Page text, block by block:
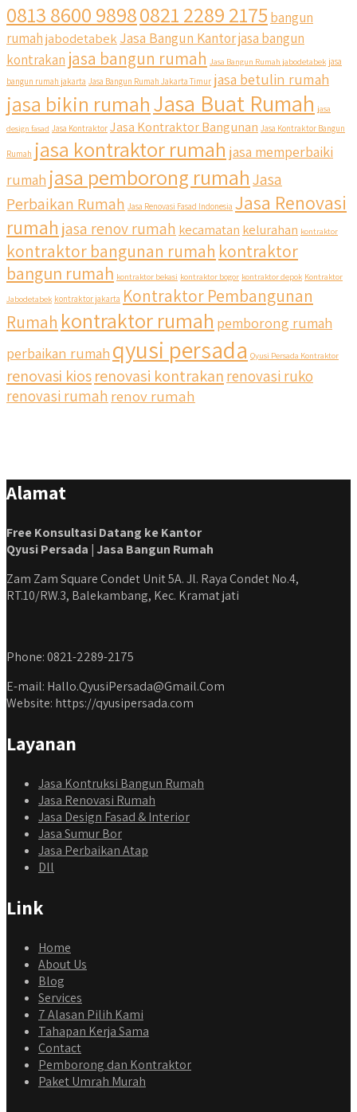
qyusipersada
@qyusipersada 3 years ago
Siapa yang udah masuk List untuk Bangun dan Renovasi
rumah Di @qyusipersada dengan sistem Cicilan ?? 🤗
Untuk informasi lebih lanjut terkait program cicilan ini temen
temen bisa langsung klik link di bio yaa
#jasabangunrumahjakarta #jasarenovasirumahjakarta
#kontraktorjakarta #kontraktorbangunan
#kontraktorbangunanrumah #kontraktorbangunanjakarta
#jasabangunrumahjabodetabek #qyusipersada
0813 8600 98980821 2289 2175 bangun
rumahjabodetabek Jasa Bangun Kantorjasa bangun
kontrakan jasa bangun rumah Jasa Bangun Rumah jabodetabek jasa
bangun rumah jakarta Jasa Bangun Rumah Jakarta Timur jasa betulin rumah
jasa bikin rumahJasa Buat Rumah jasa
design fasad Jasa Kontraktor Jasa Kontraktor Bangunan Jasa Kontraktor Bangun
Rumah jasa kontraktor rumah jasa memperbaiki
rumah jasa pemborong rumahJasa
Perbaikan Rumah Jasa Renovasi Fasad Indonesia Jasa Renovasi
rumah jasa renov rumah kecamatan kelurahan kontraktor
kontraktor bangunan rumah kontraktor
bangun rumah kontraktor bekasi kontraktor bogor kontraktor depok Kontraktor
Jabodetabek kontraktor jakarta Kontraktor Pembangunan
Rumah kontraktor rumah pemborong rumah
perbaikan rumah qyusi persada Qyusi Persada Kontraktor
renovasi kiosrenovasi kontrakanrenovasi ruko
renovasi rumah renov rumah
Alamat
Free Konsultasi Datang ke Kantor
Qyusi Persada | Jasa Bangun Rumah
Zam Zam Square Condet Unit 5A. Jl. Raya Condet No.4,
RT.10/RW.3, Balekambang, Kec. Kramat jati
Phone: 0821-2289-2175
E-mail: Hallo.QyusiPersada@Gmail.Com
Website: https://qyusipersada.com
Layanan
Jasa Kontruksi Bangun Rumah
Jasa Renovasi Rumah
Jasa Design Fasad & Interior
Jasa Sumur Bor
Jasa Perbaikan Atap
Dll
Link
Home
About Us
Blog
Services
7 Alasan Pilih Kami
Tahapan Kerja Sama
Contact
Pemborong dan Kontraktor
Paket Umrah Murah